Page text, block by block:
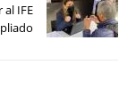
IFE